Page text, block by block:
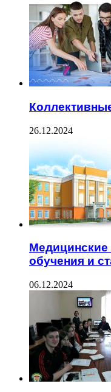
26.12.2024
обучения и
06.12.2024